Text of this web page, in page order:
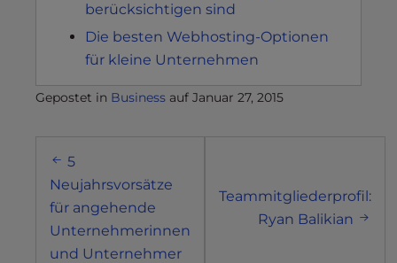
berücksichtigen sind
Die besten Webhosting-Optionen
für kleine Unternehmen
Gepostet in Business auf Januar 27, 2015
Post
navigation
5
Neujahrsvorsätze
für angehende
Unternehmerinnen
und Unternehmer
Teammitgliederprofil:
Ryan Balikian